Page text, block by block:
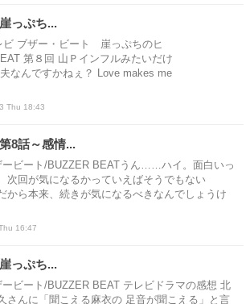
っぷち...
ビ ブザー・ビート 崖っぷちのヒ
第８回 山Ｐインフルみたいだけ
なんですかねぇ？ Love makes me
Thu 18:43
8話～感情...
ービート/BUZZER BEATうん……ハイ。面白いっ
次回が気になるかっていえばそうでもない
ら本来、続きが気になるべきなんでしょうけ
16:47
っぷち...
ビート/BUZZER BEAT テレビドラマの感想 北
さんに「聞こえる麻衣の 足音が聞こえる」と言